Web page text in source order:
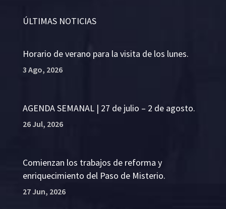
ÚLTIMAS NOTICIAS
Horario de verano para la visita de los lunes.
3 Ago, 2026
AGENDA SEMANAL | 27 de julio – 2 de agosto.
26 Jul, 2026
Comienzan los trabajos de reforma y
enriquecimiento del Paso de Misterio.
27 Jun, 2026